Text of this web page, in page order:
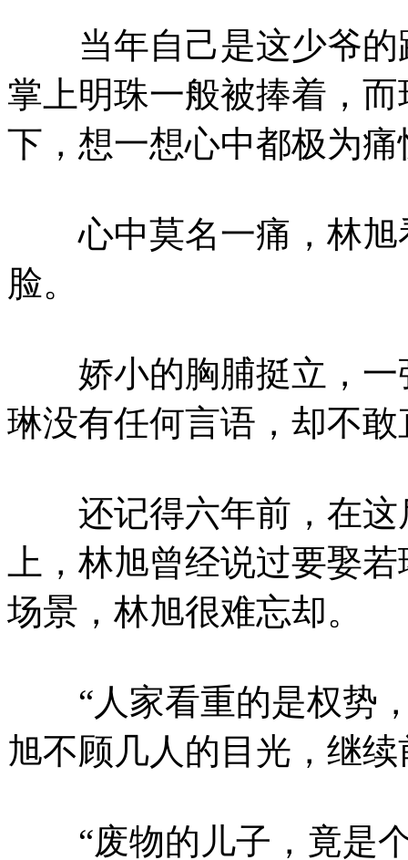
当年自己是这少爷的
掌上明珠一般被捧着，
下，想一想心中都极为痛
心中莫名一痛，林旭
脸。
娇小的胸脯挺立，一
琳没有任何言语，却不
还记得六年前，在这
上，林旭曾经说过要娶
场景，林旭很难忘却。
“人家看重的是权势，
旭不顾几人的目光，继续
“废物的儿子，竟是个